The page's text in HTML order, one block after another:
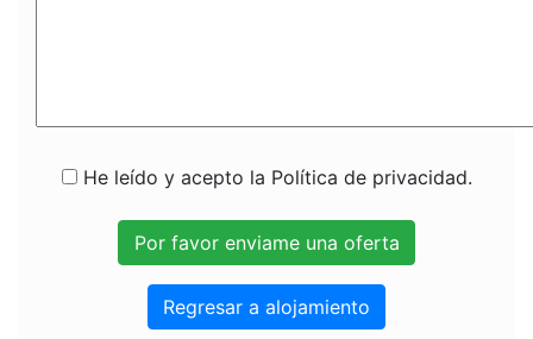
He leído y acepto la Política de privacidad.
Regresar a alojamiento